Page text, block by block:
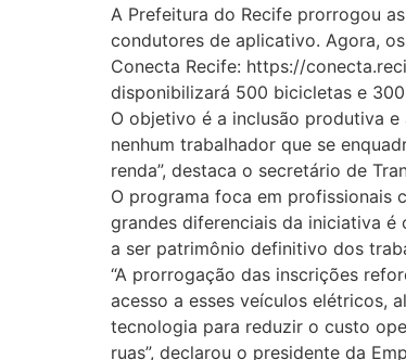
A Prefeitura do Recife prorrogou
condutores de aplicativo. Agora,
Conecta Recife: https://
disponibilizará 500 bicicletas e
O objetivo é a inclusão produtiva
nenhum trabalhador que se
renda”, destaca o secretário de
O programa foca em profissionais
grandes diferenciais da iniciativa
a ser patrimônio definitivo dos
“A prorrogação das inscrições
acesso a esses veículos elétricos,
tecnologia para reduzir o custo
ruas”, declarou o presidente da